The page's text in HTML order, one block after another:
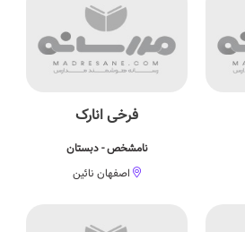
فرخی انارک
نامشخص - دبستان
اصفهان نائین